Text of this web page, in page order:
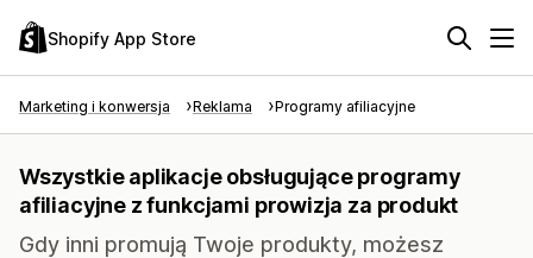
Shopify App Store
Marketing i konwersja Reklama Programy afiliacyjne
Wszystkie aplikacje obsługujące programy
afiliacyjne z funkcjami prowizja za produkt
Gdy inni promują Twoje produkty, możesz